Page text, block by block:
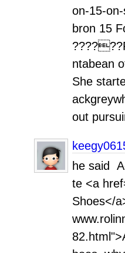
on-15-
bron 15
ntabean
She
out
he said
te <a
Shoes</